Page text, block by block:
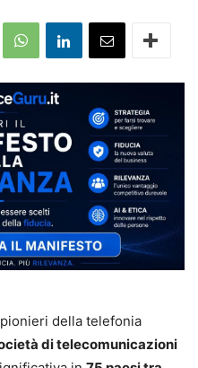
della telefonia
di telecomunicazioni